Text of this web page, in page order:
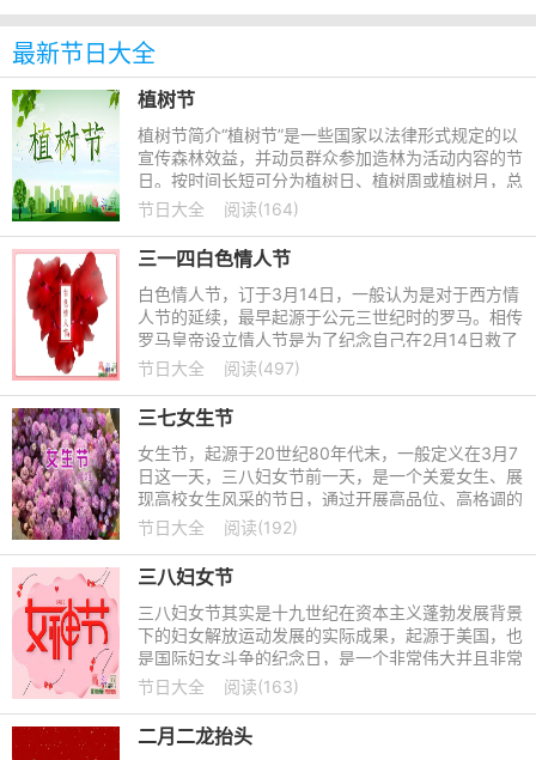
最新节日大全
植树节
植树节简介“植树节”是一些国家以法律形式规定的以
宣传森林效益，并动员群众参加造林为活动内容的节
日。按时间长短可分为植树日、植树周或植树月，总
称植树节。通过这种活动，激发人们爱林、造林的感
节日大全 阅读(164)
三一四白色情人节
白色情人节，订于3月14日，一般认为是对于西方情
人节的延续，最早起源于公元三世纪时的罗马。相传
罗马皇帝设立情人节是为了纪念自己在2月14日救了
一对因违反恋爱结婚禁令而要被处死的恋人。一个月
节日大全 阅读(497)
三七女生节
女生节，起源于20世纪80年代末，一般定义在3月7
日这一天，三八妇女节前一天，是一个关爱女生、展
现高校女生风采的节日，通过开展高品位、高格调的
人文活动，引导女生关注自身思想素质、道德修养、
节日大全 阅读(192)
三八妇女节
三八妇女节其实是十九世纪在资本主义蓬勃发展背景
下的妇女解放运动发展的实际成果，起源于美国，也
是国际妇女斗争的纪念日，是一个非常伟大并且非常
有纪念意义的节日，三八妇女节的全称是联合国妇女
节日大全 阅读(163)
二月二龙抬头